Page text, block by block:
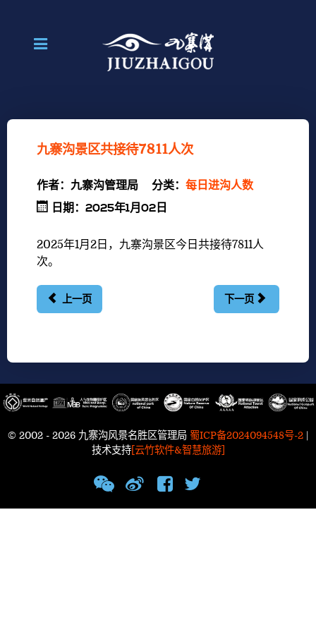
九寨沟景区共接待7811人次
作者： 九寨沟管理局 分类： 每日进沟人数
日期：2025年1月02日
2025年1月2 日，九寨沟景区今日共接待7811人
次。
上一页 下一页
© 2002 - 2026 九寨沟风景名胜区管理局 蜀ICP备2024094548号-2 |
技术支持[云竹软件&智慧旅游]